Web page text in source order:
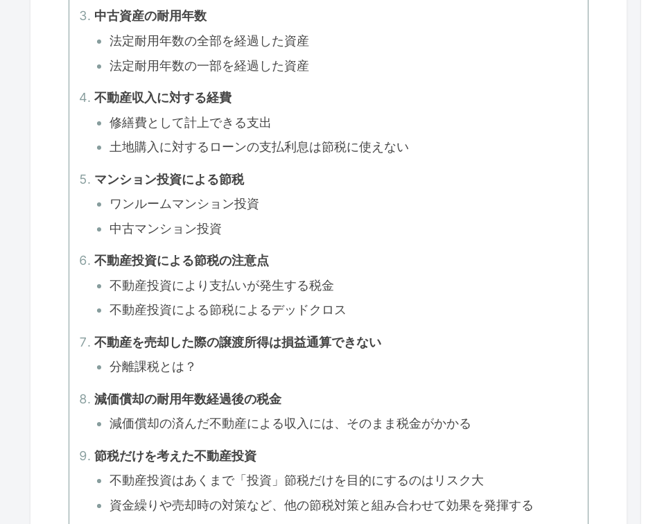
中古資産の耐用年数
法定耐用年数の全部を経過した資産
法定耐用年数の一部を経過した資産
不動産収入に対する経費
修繕費として計上できる支出
土地購入に対するローンの支払利息は節税に使えない
マンション投資による節税
ワンルームマンション投資
中古マンション投資
不動産投資による節税の注意点
不動産投資により支払いが発生する税金
不動産投資による節税によるデッドクロス
不動産を売却した際の譲渡所得は損益通算できない
分離課税とは？
減価償却の耐用年数経過後の税金
減価償却の済んだ不動産による収入には、そのまま税金がかかる
節税だけを考えた不動産投資
不動産投資はあくまで「投資」節税だけを目的にするのはリスク大
資金繰りや売却時の対策など、他の節税対策と組み合わせて効果を発揮する